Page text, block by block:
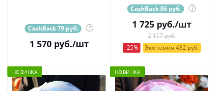
CashBack 79 руб. ?
1 570руб./шт
CashBack 86 руб. ?
1 725руб./шт
2 157 руб.
-25%
Экономия 432 руб.
НОВИНКА НОВИНКА